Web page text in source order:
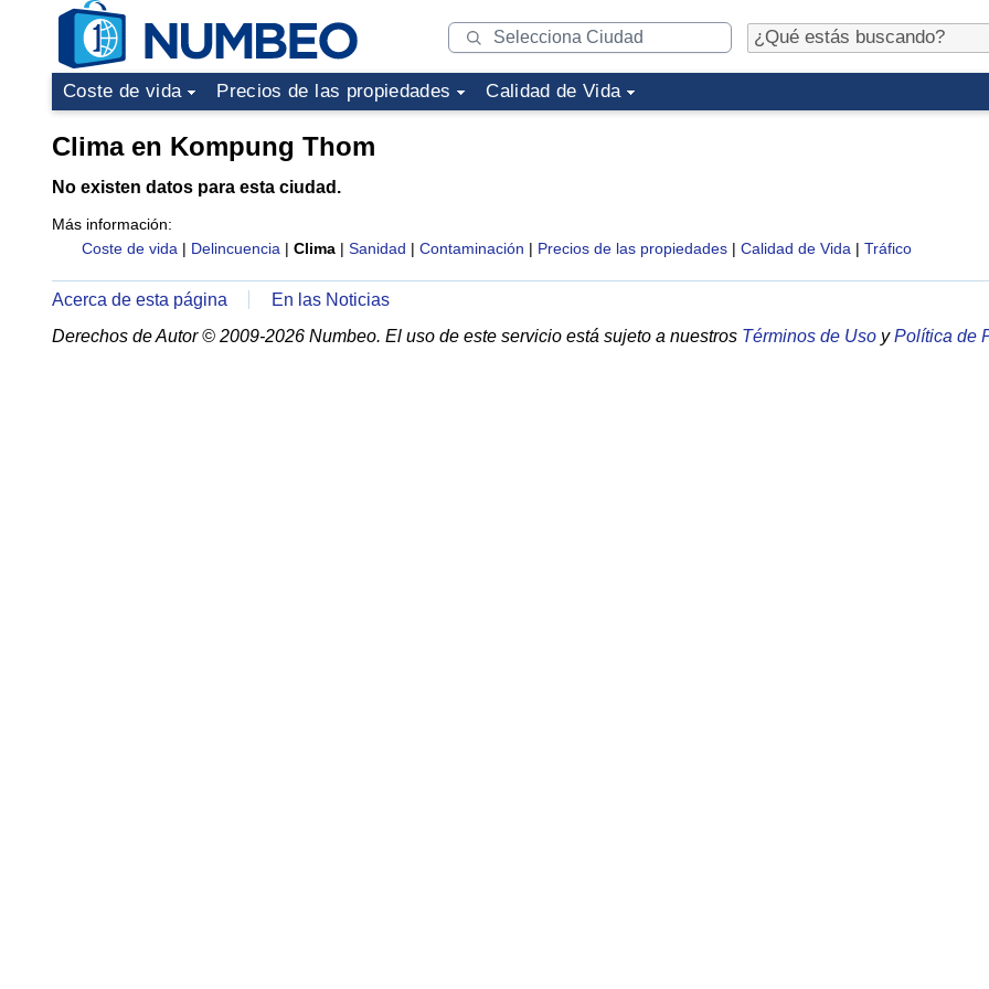
Coste de vida Precios de las propiedades Calidad de Vida
Clima en Kompung Thom
No existen datos para esta ciudad.
Más información:
Coste de vida | Delincuencia | Clima | Sanidad | Contaminación | Precios de las propiedades | Calidad de Vida | Tráfico
Acerca de esta página
En las Noticias
Derechos de Autor © 2009-2026 Numbeo. El uso de este servicio está sujeto a nuestros Términos de Uso yPolítica de